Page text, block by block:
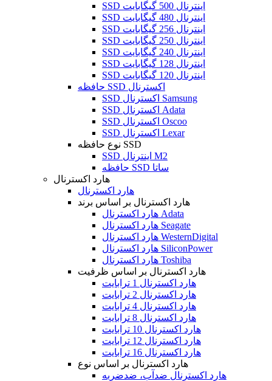
SSD اینترنال 500 گیگابایت
SSD اینترنال 480 گیگابایت
SSD اینترنال 256 گیگابایت
SSD اینترنال 250 گیگابایت
SSD اینترنال 240 گیگابایت
SSD اینترنال 128 گیگابایت
SSD اینترنال 120 گیگابایت
حافظه SSD اکسترنال
SSD اکسترنال Samsung
SSD اکسترنال Adata
SSD اکسترنال Oscoo
SSD اکسترنال Lexar
نوع حافظه SSD
SSD اینترنال M2
حافظه SSD ساتا
هارد اکسترنال
هارد اکسترنال
هارد اکسترنال بر اساس برند
هارد اکسترنال Adata
هارد اکسترنال Seagate
هارد اکسترنال WesternDigital
هارد اکسترنال SiliconPower
هارد اکسترنال Toshiba
هارد اکسترنال بر اساس ظرفیت
هارد اکسترنال 1 ترابایت
هارد اکسترنال 2 ترابایت
هارد اکسترنال 4 ترابایت
هارد اکسترنال 8 ترابایت
هارد اکسترنال 10 ترابایت
هارد اکسترنال 12 ترابایت
هارد اکسترنال 16 ترابایت
هارد اکسترنال بر اساس نوع
هارد اکسترنال ضدآب، ضدضربه